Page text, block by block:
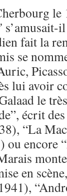
le
s’amusait-
fait la
se
lui avoir
le
écrit
“La
encore
en